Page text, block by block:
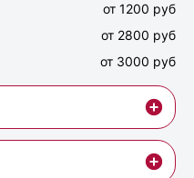
от 1200 руб
от 2800 руб
от 3000 руб